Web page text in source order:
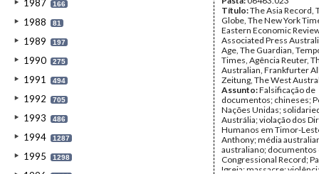
1987 166
1988 81
1989 197
1990 275
1991 494
1992 705
1993 486
1994 1287
1995 1298
Título:The Asia Record,
Globe, The New York
Eastern Economic
Associated Press
Age, The Guardian,
Times, Agência Reuter,
Australian, Frankfurter
Zeitung, The West
Assunto:Falsificação de
documentos; chineses;
Nações Unidas;
Austrália; violação dos
Humanos em Timor-
Anthony; média
australiano; documentos
Congressional Record;
Igreja; massacre;